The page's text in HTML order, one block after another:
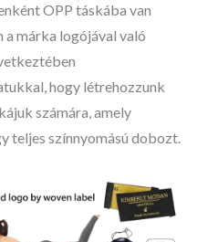
OPP táskába van
a márka logójával való
hogy létrehozzunk
számára, amely
teljes színnyomású dobozt.